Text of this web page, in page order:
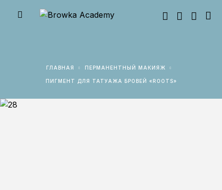
ГЛАВНАЯ ПЕРМАНЕНТНЫЙ МАКИЯЖ
ПИГМЕНТ ДЛЯ ТАТУАЖА БРОВЕЙ «ROOTS»